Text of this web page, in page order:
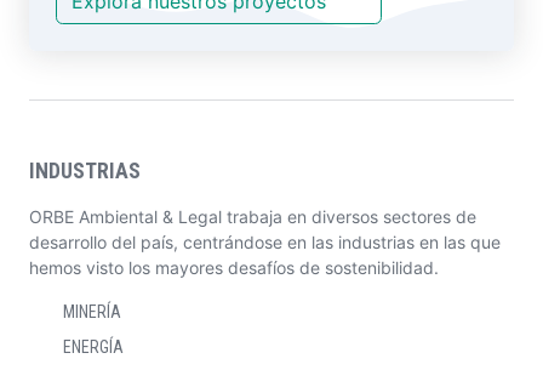
INDUSTRIAS
ORBE Ambiental & Legal trabaja en diversos sectores de
desarrollo del país, centrándose en las industrias en las que
hemos visto los mayores desafíos de sostenibilidad.
MINERÍA
ENERGÍA